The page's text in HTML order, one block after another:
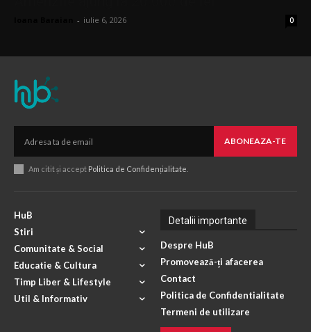
- iulie 6, 2026 0
ABONEAZA-TE
Am citit și accept Politica de Confidențialitate
HuB
Stiri
Comunitate & Social
Educatie & Cultura
Timp Liber & Lifestyle
Util & Informativ
Detalii importante
Despre HuB
Promovează-ți afacerea
Contact
Politica de Confidentialitate
Termeni de utilizare